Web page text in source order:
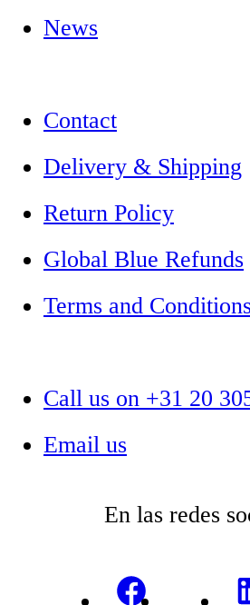
News
Contact
Delivery & Shipping
Return Policy
Global Blue Refunds
Terms and
Call us on +31 20
Email us
En las redes